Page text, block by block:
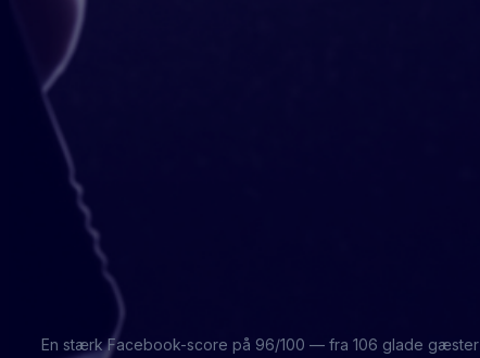
En stærk Facebook-score på 96/100 — fra 106 glade gæster